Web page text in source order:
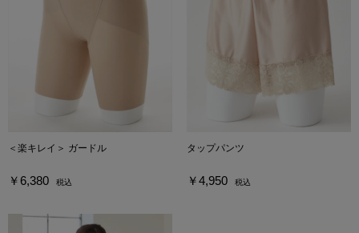
＜楽キレイ＞ ガードル
￥6,380 税込
タップパンツ
￥4,950 税込